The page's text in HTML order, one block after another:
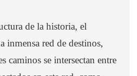
de la historia, el
inmensa red de destinos,
caminos se intersectan entre